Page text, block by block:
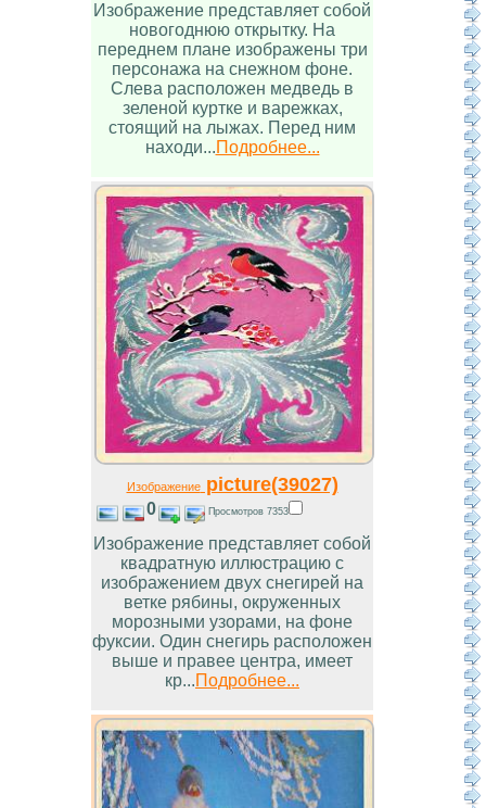
Изображение представляет собой
новогоднюю открытку. На
переднем плане изображены три
персонажа на снежном фоне.
Слева расположен медведь в
зеленой куртке и варежках,
стоящий на лыжах. Перед ним
находи...Подробнее...
Изображениеpicture(39027)
0 Просмотров 7353
Изображение представляет собой
квадратную иллюстрацию с
изображением двух снегирей на
ветке рябины, окруженных
морозными узорами, на фоне
фуксии. Один снегирь расположен
выше и правее центра, имеет
кр...Подробнее...